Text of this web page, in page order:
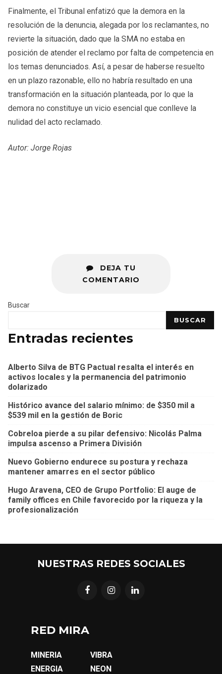
Finalmente, el Tribunal enfatizó que la demora en la
resolución de la denuncia, alegada por los reclamantes, no
revierte la situación, dado que la SMA no estaba en
posición de atender el reclamo por falta de competencia en
los temas denunciados. Así, a pesar de haberse resuelto
en un plazo razonable, ello no habría resultado en una
transformación en la situación planteada, por lo que la
demora no constituye un vicio esencial que conlleve la
nulidad del acto reclamado.
Autor: Jorge Rojas
DEJA TU
COMENTARIO
Buscar
BUSCAR
Entradas recientes
Alberto Silva de BTG Pactual resalta el interés en
activos locales y la permanencia del patrimonio
dolarizado
Histórico avance del salario mínimo: de $350 mil a
$539 mil en la gestión de Boric
Cobreloa pierde a su pilar defensivo: Nicolás Palma
impulsa ascenso a Primera División
Nuevo Gobierno endurece su postura y rechaza
mantener amarres en el sector público
Hugo Aravena, CEO de Grupo Portfolio: El auge de
family offices en Chile favorecido por la riqueza y la
profesionalización
NUESTRAS REDES SOCIALES
RED MIRA
MINERIA
ENERGIA
VIBRA
NEON